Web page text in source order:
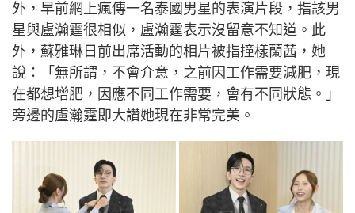
外，早前網上瘋傳一名泰國男星的表演片段，指該男
星與盧瀚霆很相似，盧瀚霆表示沒留意不知道。此
外，蘇雅琳日前出席活動的相片被指撞樣蘭茜，她
說：「無所謂，不會介意，之前因工作需要減肥，現
在都想增肥，因應不同工作需要，會有不同狀態。」
旁邊的盧瀚霆即大讚她現在非常完美。